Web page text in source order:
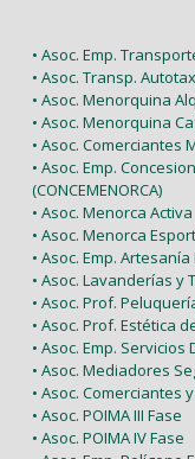
• Asoc. Emp.
• Asoc. Transp.
• Asoc. Menorquina
• Asoc. Menorquina
• Asoc. Comerciantes
• Asoc. Emp.
(CONCEMENORCA)
• Asoc. Menorca Activa
• Asoc. Menorca
• Asoc. Emp. Artesanía
• Asoc. Lavanderías y
• Asoc. Prof.
• Asoc. Prof. Estética
• Asoc. Emp.
• Asoc. Mediadores
• Asoc. Comerciantes
• Asoc. POIMA III Fase
• Asoc. POIMA IV Fase